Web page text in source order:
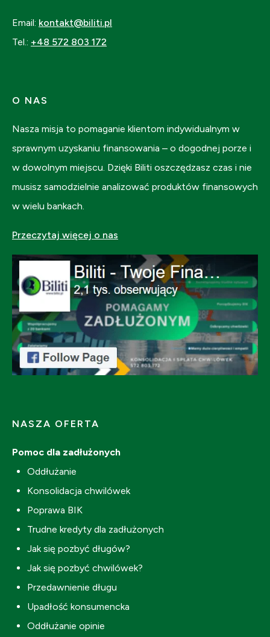
Email: kontakt@biliti.pl
Tel.: +48 572 803 172
O NAS
Nasza misja to pomaganie klientom indywidualnym w
sprawnym uzyskaniu finansowania – o dogodnej porze i
w dowolnym miejscu. Dzięki Biliti oszczędzasz czas i nie
musisz samodzielnie analizować produktów finansowych
w wielu bankach.
Przeczytaj więcej o nas
NASZA OFERTA
Pomoc dla zadłużonych
Oddłużanie
Konsolidacja chwilówek
Poprawa BIK
Trudne kredyty dla zadłużonych
Jak się pozbyć długów?
Jak się pozbyć chwilówek?
Przedawnienie długu
Upadłość konsumencka
Oddłużanie opinie